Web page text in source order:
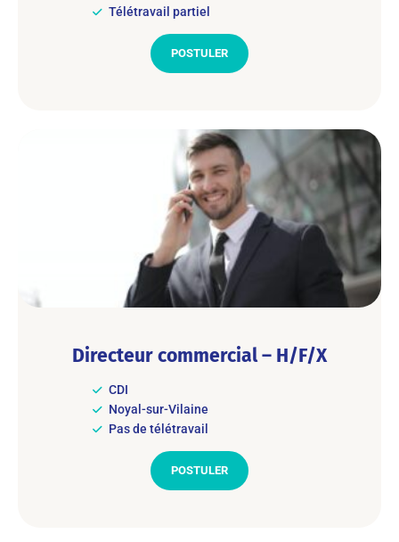
Télétravail partiel
POSTULER
Directeur commercial – H/F/X
CDI
Noyal-sur-Vilaine
Pas de télétravail
POSTULER